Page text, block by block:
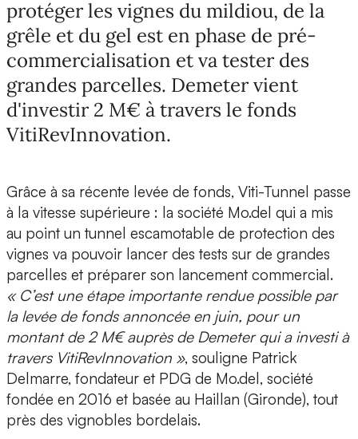
protéger les vignes du mildiou, de la
grêle et du gel est en phase de pré-
commercialisation et va tester des
grandes parcelles. Demeter vient
d'investir 2 M€ à travers le fonds
VitiRevInnovation.
Grâce à sa récente levée de fonds, Viti-Tunnel passe
à la vitesse supérieure : la société Mo.del qui a mis
au point un tunnel escamotable de protection des
vignes va pouvoir lancer des tests sur de grandes
parcelles et préparer son lancement commercial.
« C’est une étape importante rendue possible par
la levée de fonds annoncée en juin, pour un
montant de 2 M€ auprès de Demeter qui a investi à
travers VitiRevInnovation », souligne Patrick
Delmarre, fondateur et PDG de Mo.del, société
fondée en 2016 et basée au Haillan (Gironde), tout
près des vignobles bordelais.